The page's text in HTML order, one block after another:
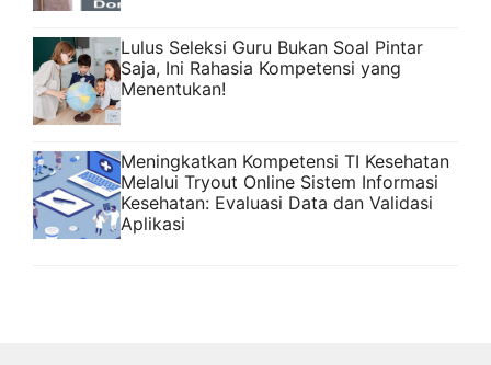
Lulus Seleksi Guru Bukan Soal Pintar
Saja, Ini Rahasia Kompetensi yang
Menentukan!
Meningkatkan Kompetensi TI Kesehatan
Melalui Tryout Online Sistem Informasi
Kesehatan: Evaluasi Data dan Validasi
Aplikasi